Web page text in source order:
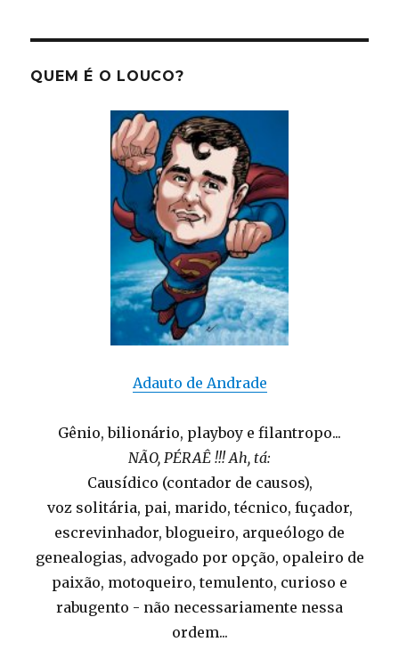
QUEM É O LOUCO?
Adauto de Andrade
Gênio, bilionário, playboy e filantropo...
NÃO, PÉRAÊ !!! Ah, tá:
Causídico (contador de causos),
voz solitária, pai, marido, técnico, fuçador,
escrevinhador, blogueiro, arqueólogo de
genealogias, advogado por opção, opaleiro de
paixão, motoqueiro, temulento, curioso e
rabugento - não necessariamente nessa
ordem...